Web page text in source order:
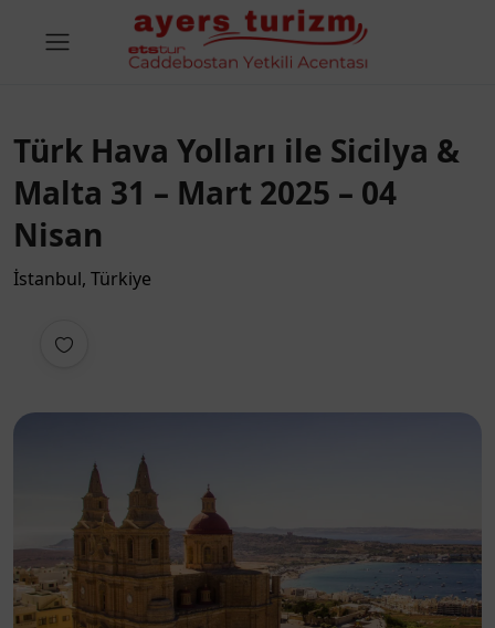
Türk Hava Yolları ile Sicilya &
Malta 31 – Mart 2025 – 04
Nisan
İstanbul, Türkiye